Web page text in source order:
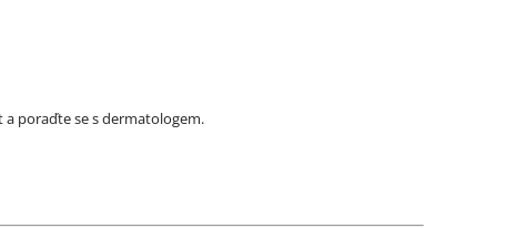
poraďte se s dermatologem.